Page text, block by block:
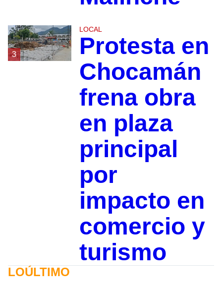
3
LOCAL
Protesta en
Chocamán
frena obra
en plaza
principal
por
impacto en
comercio y
turismo
LOÚLTIMO